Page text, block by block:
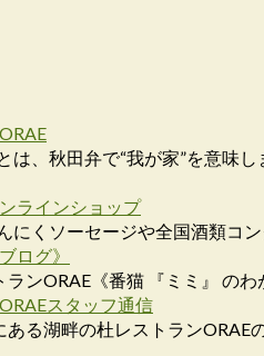
は、秋田弁で“我が家”を意味
ラインショップ
にくソーセージや全国酒類コ
ログ》
ンORAE《番猫 『ミミ』 のわ
スタッフ通信
ある湖畔の杜レストラン